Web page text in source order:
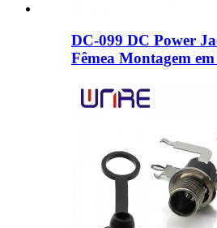
DC-099 DC Power
Fêmea Montagem